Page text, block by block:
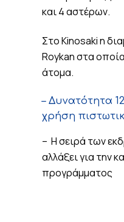
και 4 αστέρων.
Στο Kinosaki η
Roykan στα
άτομα.
– Δυνατότητα
χρήση
– Η σειρά των
αλλάξει για την
προγράμματος